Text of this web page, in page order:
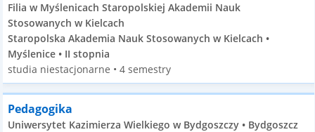
Filia w Myślenicach Staropolskiej Akademii Nauk
Stosowanych w Kielcach
Staropolska Akademia Nauk Stosowanych w Kielcach •
Myślenice • II stopnia
studia niestacjonarne • 4 semestry
Pedagogika
Uniwersytet Kazimierza Wielkiego w Bydgoszczy • Bydgoszcz